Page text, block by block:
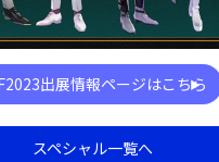
出展情報ページはこちら
スペシャル一覧へ